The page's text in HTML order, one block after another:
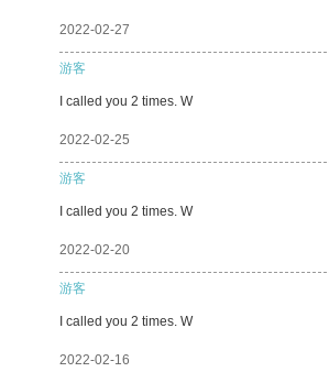
2022-02-27
游客
I called you 2 times. W
2022-02-25
游客
I called you 2 times. W
2022-02-20
游客
I called you 2 times. W
2022-02-16